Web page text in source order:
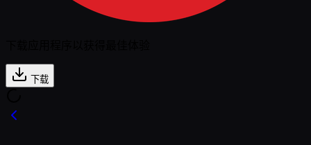
下载